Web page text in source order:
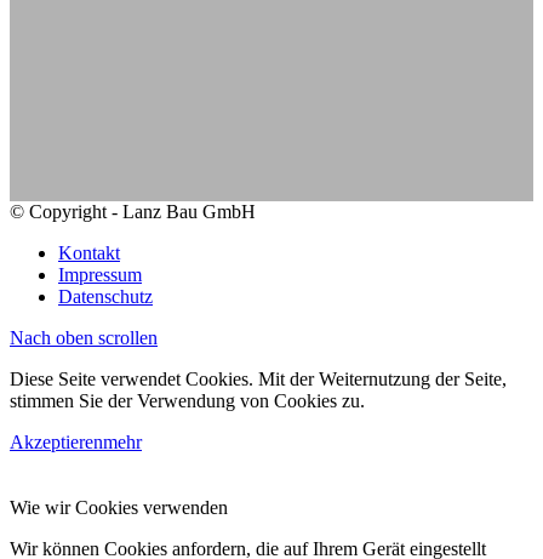
© Copyright - Lanz Bau GmbH
Kontakt
Impressum
Datenschutz
Nach oben scrollen
Diese Seite verwendet Cookies. Mit der Weiternutzung der Seite,
stimmen Sie der Verwendung von Cookies zu.
Akzeptierenmehr
Wie wir Cookies verwenden
Wir können Cookies anfordern, die auf Ihrem Gerät eingestellt